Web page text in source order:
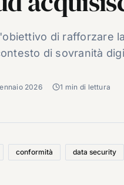
di rafforzare
di sovranità
2026 1 min di lettura
conformità data security